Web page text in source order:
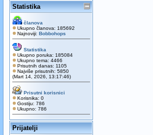
Statistika
članova
Ukupno članova: 185692
Najnoviji: Bobbohops
Statistika
Ukupno poruka: 185084
Ukupno tema: 4466
Prisutnih danas: 1105
Najviše prisutnih: 5850
(Mart 14, 2026, 13:17:46)
Prisutni korisnici
Korisnika: 0
Gostiju: 786
Ukupno: 786
Prijatelji